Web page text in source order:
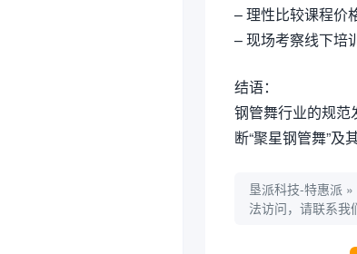
– 理性比较课程价
– 现场考察线下培
结语：
钢管舞行业的规范
断“聚星钢管舞”及
垦派科技-特惠派 »
法访问，请联系我